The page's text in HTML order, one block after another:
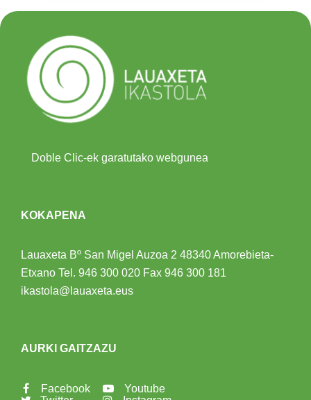
Doble Clic-ek garatutako webgunea
KOKAPENA
Lauaxeta Bº San Migel Auzoa 2 48340 Amorebieta-
Etxano Tel. 946 300 020 Fax 946 300 181
ikastola@lauaxeta.eus
AURKI GAITZAZU
Facebook
Youtube